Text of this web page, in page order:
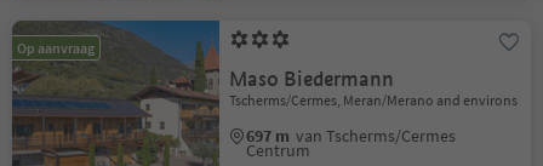
Op aanvraag
Maso Biedermann
Tscherms/Cermes, Meran/Merano and environs
697 m van Tscherms/Cermes
Centrum